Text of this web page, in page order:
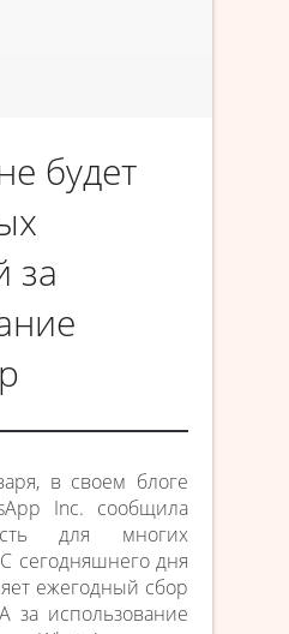
будет
за
в своем блоге
Inc. сообщила
для многих
сегодняшнего дня
ежегодный сбор
использование